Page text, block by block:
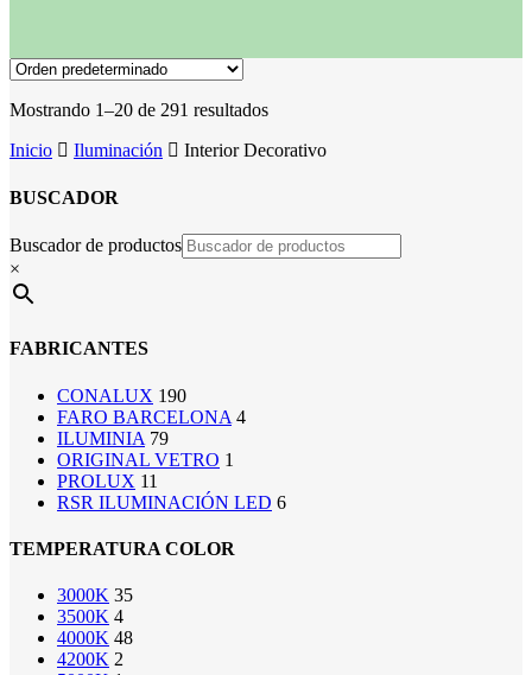
Mostrando 1–20 de 291 resultados
Inicio
Iluminación Interior Decorativo
BUSCADOR
Buscador de productos
×
FABRICANTES
CONALUX 190
FARO BARCELONA 4
ILUMINIA 79
ORIGINAL VETRO 1
PROLUX 11
RSR ILUMINACIÓN LED 6
TEMPERATURA COLOR
3000K 35
3500K 4
4000K 48
4200K 2